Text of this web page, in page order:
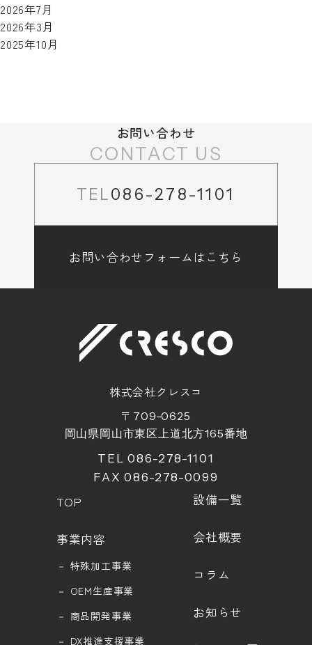
2026年7月
2026年3月
2025年10月
お問い合わせ
CONTACT US
TEL086-278-1101
お問い合わせフォームはこちら
株式会社クレスコ
〒709-0625
岡山県岡山市東区上道北方165番地
TEL 086-278-1101
FAX 086-278-0099
TOP
事業内容
－ 特殊加工事業
－ OEM生産事業
－ 商品開発事業
－ DX推進支援事業
設備一覧
会社概要
コラム
お知らせ